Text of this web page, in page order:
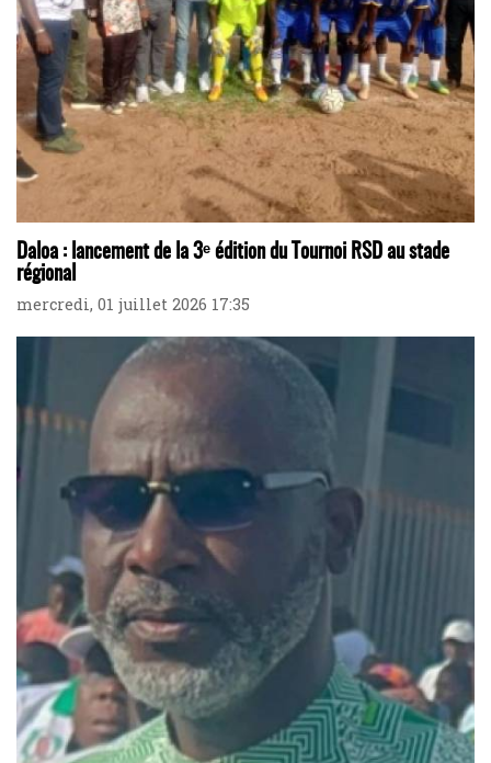
Daloa : lancement de la 3ᵉ édition du Tournoi RSD au stade
régional
mercredi, 01 juillet 2026 17:35